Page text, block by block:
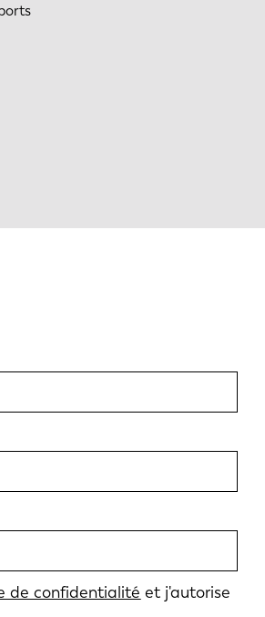
de confidentialité et j'autorise